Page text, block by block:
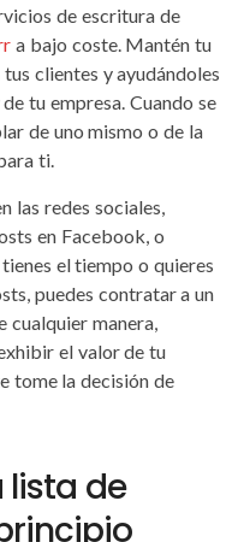
de escritura de
a bajo coste. Mantén tu
clientes y ayudándoles
tu empresa. Cuando se
de uno mismo o de la
ti.
las redes sociales,
en Facebook, o
el tiempo o quieres
puedes contratar a un
cualquier manera,
el valor de tu
tome la decisión de
lista de